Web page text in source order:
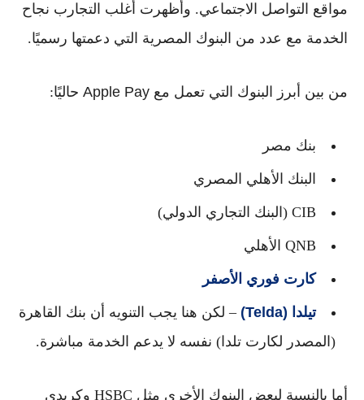
مواقع التواصل الاجتماعي. وأظهرت أغلب التجارب نجاح
الخدمة مع عدد من البنوك المصرية التي دعمتها رسميًا.
من بين أبرز البنوك التي تعمل مع Apple Pay حاليًا:
بنك مصر
البنك الأهلي المصري
CIB (البنك التجاري الدولي)
QNB الأهلي
كارت فوري الأصفر
تيلدا (Telda)
– لكن هنا يجب التنويه أن بنك القاهرة
(المصدر لكارت تلدا) نفسه لا يدعم الخدمة مباشرة.
أما بالنسبة لبعض البنوك الأخرى مثل HSBC وكريدي